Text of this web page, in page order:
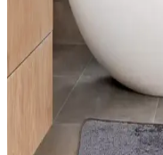
Estetik ve Pratik
Güncel Uygulama
Seçenekleri
Halıların dekorasyondaki
teknikleri ve malzeme
fonksiyonellik kazandırma